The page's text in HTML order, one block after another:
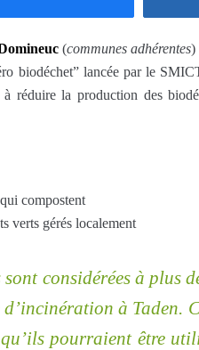
(communes adhérentes)
biodéchet” lancée par le
réduire la production des
compostent
verts gérés localement
sont considérées à plus
à Taden.
pourraient être